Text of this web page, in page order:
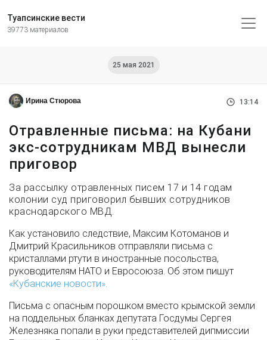
Туапсинские вести
39773 материалов
25 мая 2021
Ирина Стюрова 13:14
Отравленные письма: на Кубани
экс-сотрудникам МВД вынесли
приговор
За рассылку отравленных писем 17 и 14 годам
колонии суд приговорил бывших сотрудников
краснодарского МВД.
Как установило следствие, Максим Котоманов и
Дмитрий Красильников отправляли письма с
кристаллами ртути в иностранные посольства,
руководителям НАТО и Евросоюза. Об этом пишут
«Кубанские новости».
Письма с опасным порошком вместо крымской земли
на поддельных бланках депутата Госдумы Сергея
Железняка попали в руки представителей дипмиссии